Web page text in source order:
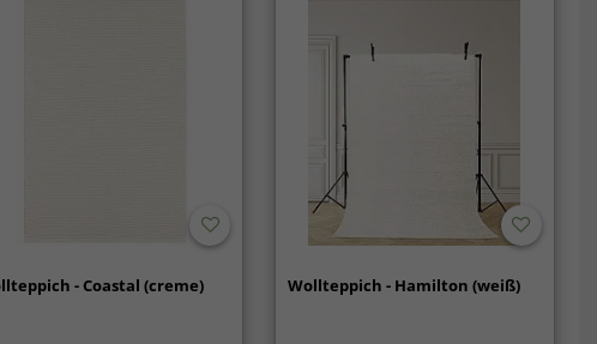
- Coastal (creme) Wollteppich - Hamilton (weiß)